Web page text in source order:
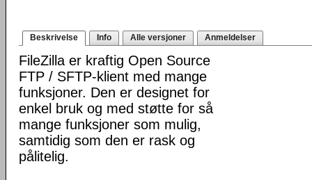
Beskrivelse Info Alle versjoner Anmeldelser
FileZilla er kraftig Open Source
FTP / SFTP-klient med mange
funksjoner. Den er designet for
enkel bruk og med støtte for så
mange funksjoner som mulig,
samtidig som den er rask og
pålitelig.